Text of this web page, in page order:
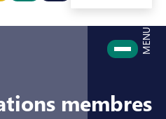
MENU
membres